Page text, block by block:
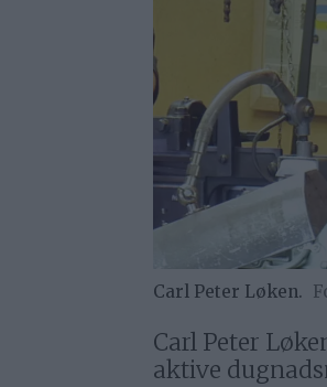
Carl Peter Løken.
Carl Peter
aktive